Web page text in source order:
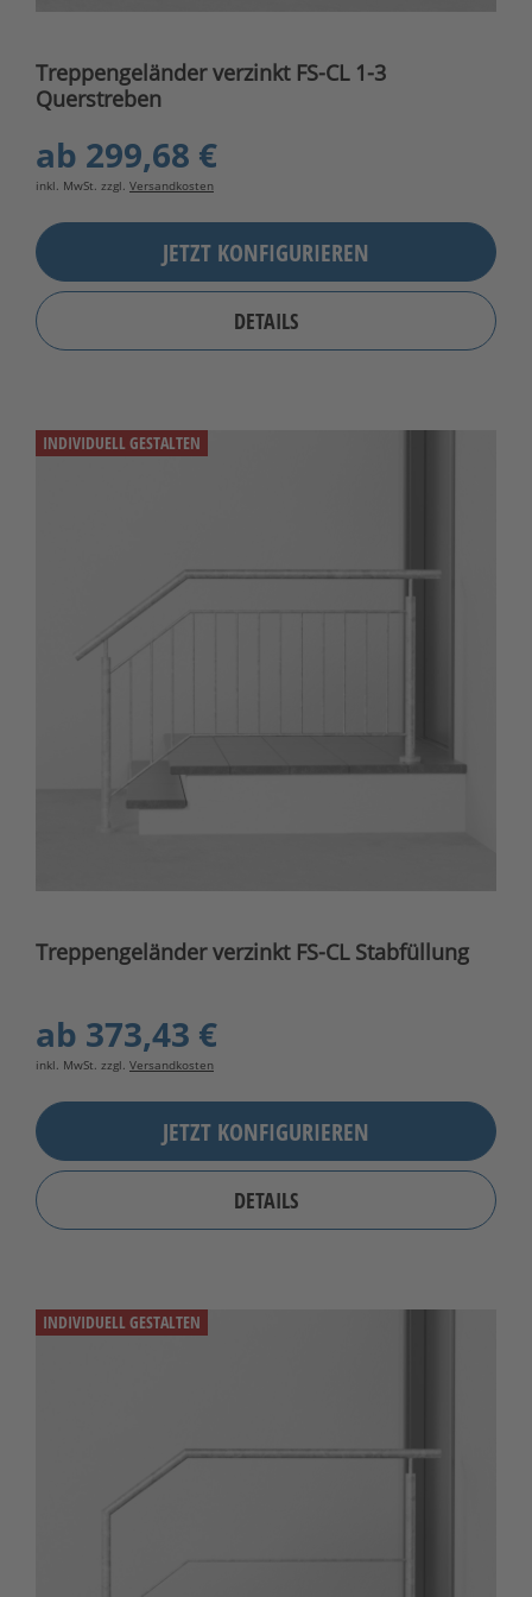
Treppengeländer verzinkt FS-CL 1-3
Querstreben
ab 299,68 €
inkl. MwSt. zzgl. Versandkosten
JETZT KONFIGURIEREN
DETAILS
INDIVIDUELL GESTALTEN
Treppengeländer verzinkt FS-CL Stabfüllung
ab 373,43 €
inkl. MwSt. zzgl. Versandkosten
JETZT KONFIGURIEREN
DETAILS
INDIVIDUELL GESTALTEN